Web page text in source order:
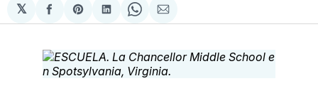
𝕏
Compartir
en
Share
on
Compartir
en
Share
on
Compartir
via